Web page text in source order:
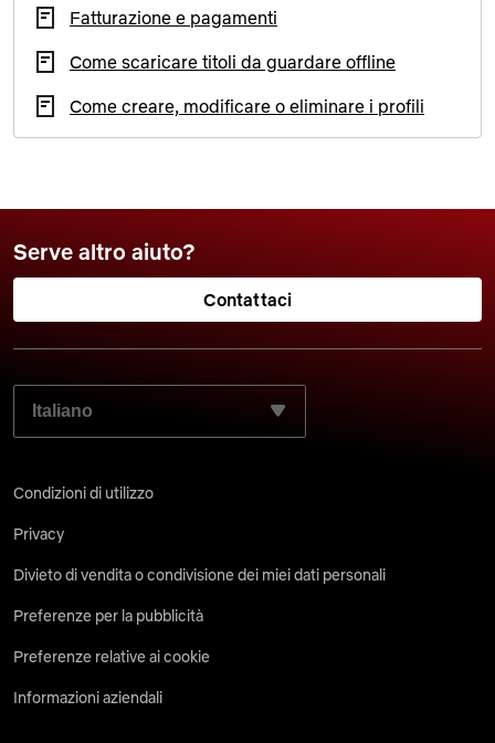
Fatturazione e pagamenti
Come scaricare titoli da guardare offline
Come creare, modificare o eliminare i profili
Serve altro aiuto?
Contattaci
SELEZIONA LA LINGUA PREFERITA:
Condizioni di utilizzo
Privacy
Divieto di vendita o condivisione dei miei dati personali
Preferenze per la pubblicità
Preferenze relative ai cookie
Informazioni aziendali